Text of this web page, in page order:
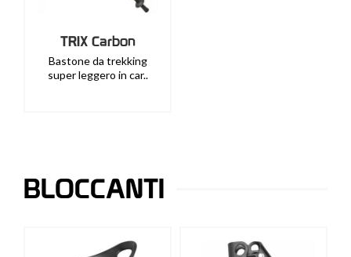
TRIX Carbon
Bastone da trekking
super leggero in car..
BLOCCANTI